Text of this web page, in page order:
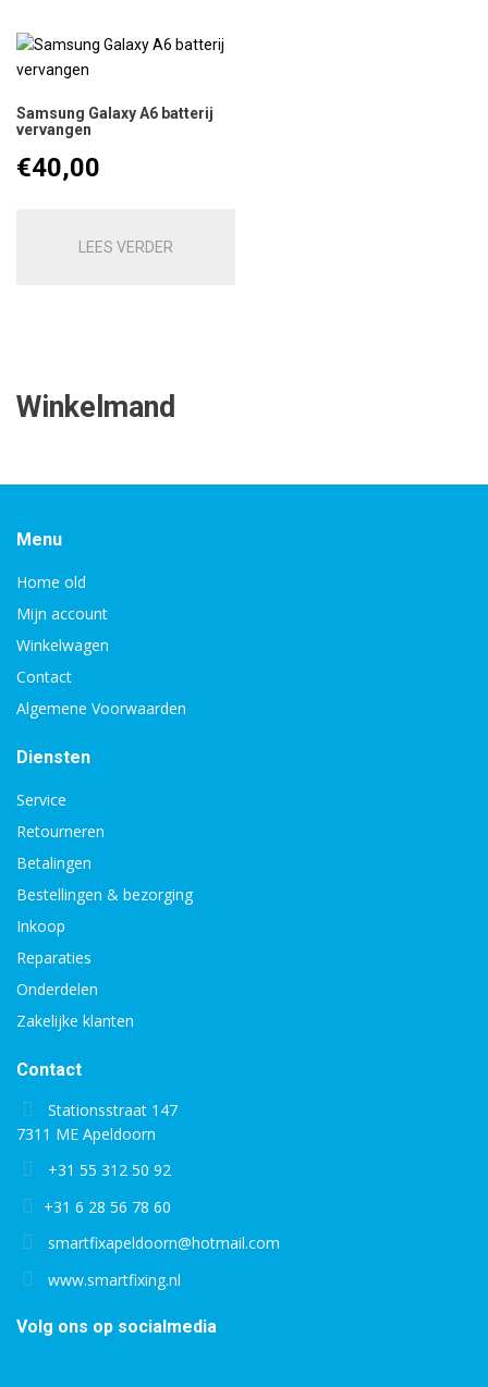
Samsung Galaxy A6 batterij
vervangen
€40,00
LEES VERDER
Winkelmand
Menu
Home old
Mijn account
Winkelwagen
Contact
Algemene Voorwaarden
Diensten
Service
Retourneren
Betalingen
Bestellingen & bezorging
Inkoop
Reparaties
Onderdelen
Zakelijke klanten
Contact
Stationsstraat 147
7311 ME Apeldoorn
+31 55 312 50 92
+31 6 28 56 78 60
smartfixapeldoorn@hotmail.com
www.smartfixing.nl
Volg ons op socialmedia